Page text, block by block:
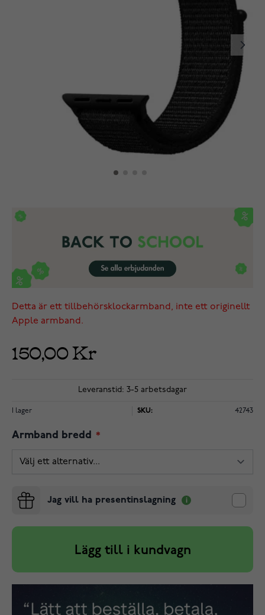
Detta är ett tillbehörsklockarmband, inte ett originellt
Apple armband.
150,00 Kr
Leveranstid: 3-5 arbetsdagar
I lager SKU: 42743
Armband bredd
Jag vill ha presentinslagning
Lägg till i kundvagn